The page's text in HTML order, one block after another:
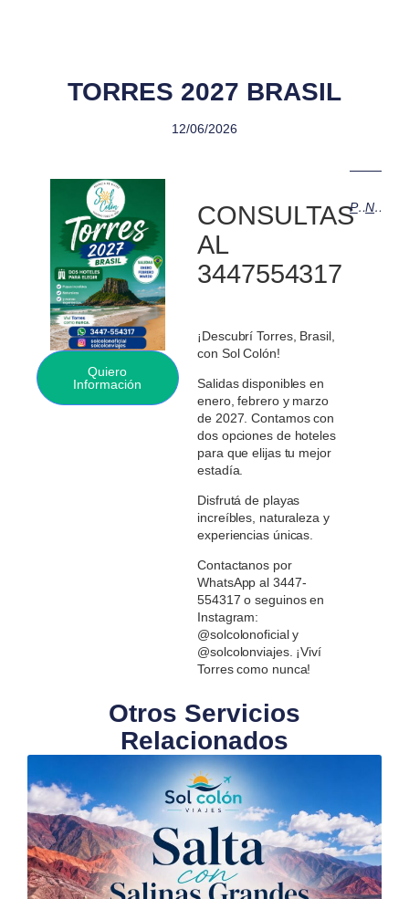
TORRES 2027 BRASIL
12/06/2026
Quiero
Información
CONSULTAS
AL
3447554317
¡Descubrí Torres, Brasil,
con Sol Colón!
Salidas disponibles en
enero, febrero y marzo
de 2027. Contamos con
dos opciones de hoteles
para que elijas tu mejor
estadía.
Disfrutá de playas
increíbles, naturaleza y
experiencias únicas.
Contactanos por
WhatsApp al 3447-
554317 o seguinos en
Instagram:
@solcolonoficial y
@solcolonviajes. ¡Viví
Torres como nunca!
Previous Next
Otros Servicios
Relacionados